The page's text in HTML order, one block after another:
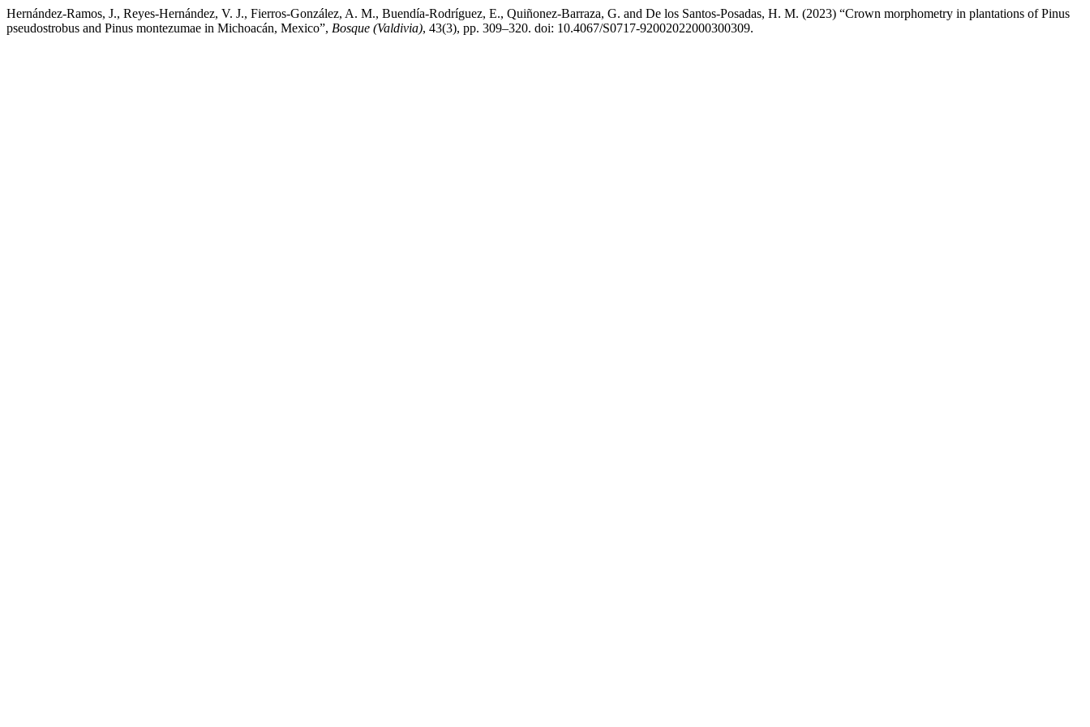
Hernández-Ramos, J., Reyes-Hernández, V. J., Fierros-González, A. M., Buendía-Rodríguez, E., Quiñonez-Barraza, G. and De los Santos-Posadas, H. M. (2023) “Crown morphometry in plantations of Pinus
pseudostrobus and Pinus montezumae in Michoacán, Mexico”, Bosque (Valdivia), 43(3), pp. 309–320. doi: 10.4067/S0717-92002022000300309.